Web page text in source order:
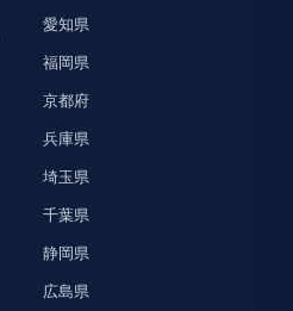
愛知県
福岡県
京都府
兵庫県
埼玉県
千葉県
静岡県
広島県